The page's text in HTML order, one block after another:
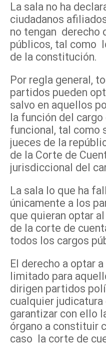
La sala no ha
ciudadanos
no tengan derecho
públicos, tal como
de la constitución.
Por regla general,
partidos pueden
salvo en aquellos
la función del
funcional, tal como
jueces de la
de la Corte de
jurisdiccional del
La sala lo que ha
únicamente a los
que quieran optar
de la corte de
todos los cargos
El derecho a optar
limitado para
dirigen partidos
cualquier judicatura
garantizar con ello
órgano a constituir
caso la corte de